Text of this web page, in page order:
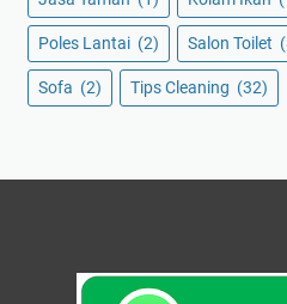
Poles Lantai (2) Salon Toilet
Sofa (2) Tips Cleaning (32)